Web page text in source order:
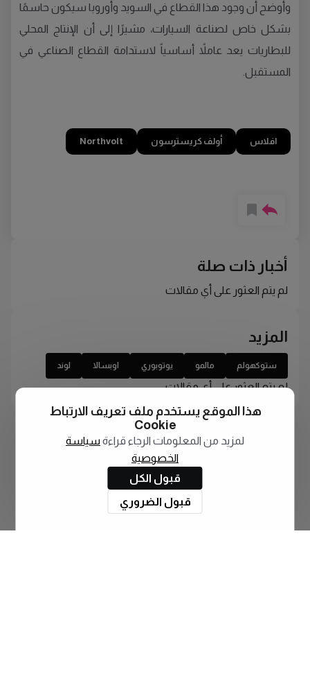
وأوضح أن وجود هذا القطاع في السويد وأوروبا سيكون حاسمًا
بشكل خاص لصناعة السيارات، مشيرًا إلى أن الإنتاج المحلي
للبطاريات يعد عاملاً أساسياً لاستدامة القطاع الصناعي في
المستقبل.
افلاس أولف كريسترسون Northvolt
أخبار ذات صلة
لم يتم العثور على أي مقالات
المزيد
ستوكهولم مالمو يوتوبوري اوبسالا لوند
لم يتم العثور على أي مقالات
هذا الموقع يستخدم ملف تعريف الارتباط
Cookie
لمزيد من المعلومات الرجاء قراءة سياسة
الخصوصية
قبول الكل
قبول الضروري